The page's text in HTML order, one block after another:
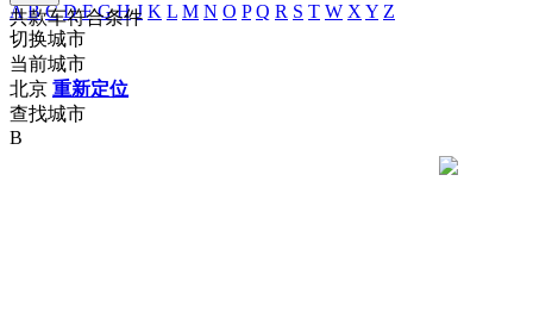
共款车符合条件
A B C D F G H J K L M N O P Q R S T W X Y Z
切换城市
当前城市
北京 重新定位
查找城市
B